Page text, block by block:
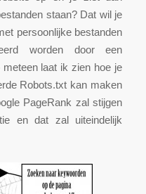
staan? Dat wil je
persoonlijke bestanden
worden door een
laat ik zien hoe je
Robots.txt kan maken
PageRank zal stijgen
en dat zal uiteindelijk